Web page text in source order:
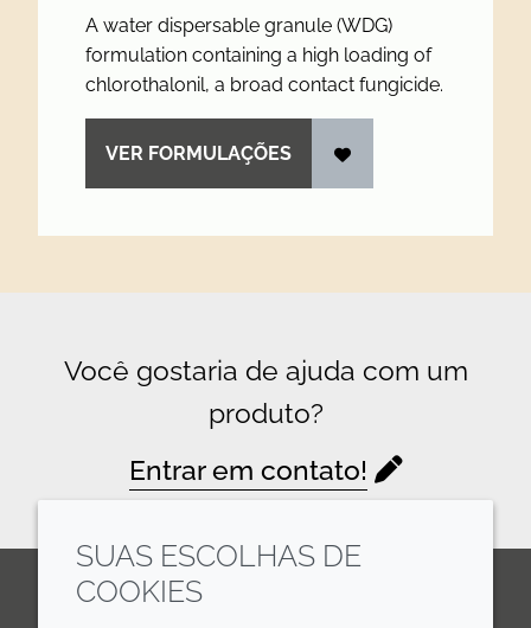
A water dispersable granule (WDG)
formulation containing a high loading of
chlorothalonil, a broad contact fungicide.
VER FORMULAÇÕES
Você gostaria de ajuda com um
produto?
Entrar em contato!
SUAS ESCOLHAS DE
COOKIES